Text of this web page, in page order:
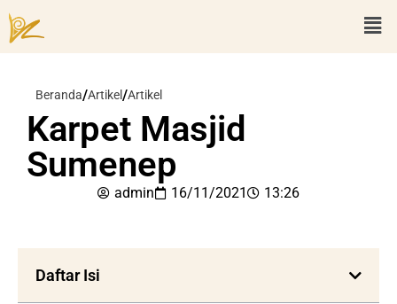
Beranda/Artikel/Artikel
Karpet Masjid
Sumenep
admin 16/11/2021 13:26
Daftar Isi